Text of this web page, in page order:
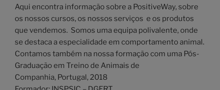
Aqui encontra informação sobre a PositiveWay, sobre
os nossos cursos, os nossos serviços e os produtos
que vendemos. Somos uma equipa polivalente, onde
se destaca a especialidade em comportamento animal.
Contamos também na nossa formação com uma Pós-
Graduação em Treino de Animais de
Companhia, Portugal, 2018